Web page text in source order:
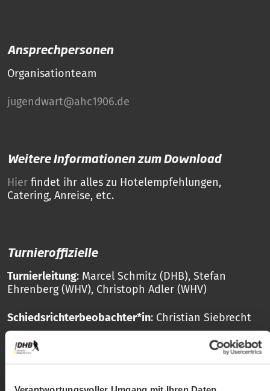
Ansprechpersonen
Organisationteam
jugendwart@ahc1906.de
Weitere Informationen zum Download
Hier findet ihr alles zu Hotelempfehlungen,
Catering, Anreise, etc.
Turnieroffizielle
Turnierleitung: Marcel Schmitz (DHB), Stefan
Ehrenberg (WHV), Christoph Adler (WHV)
Schiedsrichterbeobachter*in: Christian Siebrecht
Schiedsrichter*innen
: Ben Buchbach, Cedrik